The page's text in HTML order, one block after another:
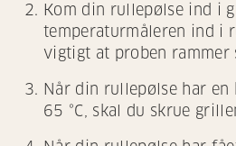
Kom din rullepølse ind i
temperaturmåleren ind i
vigtigt at proben rammer
Når din rullepølse har en
65 °C, skal du skrue